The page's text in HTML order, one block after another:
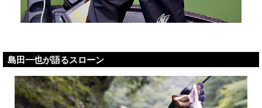
島田一也が語るスローン